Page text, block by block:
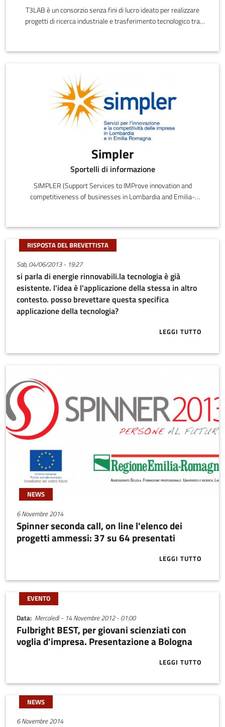
T3LAB è un consorzio senza fini di lucro ideato per realizzare
progetti di ricerca industriale e trasferimento tecnologico tra
ai soggetti con cui collabora un insieme completo di soluzioni che
Simpler
Sportelli di informazione
SIMPLER (Support Services to IMProve innovation and
competitiveness of businesses in Lombardia and Emilia-
l’innovazione e l'internazionalizzazione delle PMI.
RISPOSTA DEL BREVETTISTA
Sab, 04/06/2013 - 19:27
si parla di energie rinnovabili.la tecnologia è già
esistente. l'idea è l'applicazione della stessa in altro
contesto. posso brevettare questa specifica
applicazione della tecnologia?
LEGGI TUTTO
ABOUT SI
NEWS
6 Novembre 2014
Spinner seconda call, on line l'elenco dei
progetti ammessi: 37 su 64 presentati
LEGGI TUTTO
ABOUT
EVENTO
Data Mercoledì - 14 Novembre 2012 - 01:00
Fulbright BEST, per giovani scienziati con
voglia d'impresa. Presentazione a Bologna
LEGGI TUTTO
ABOUT
NEWS
6 Novembre 2014